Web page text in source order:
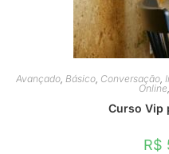
Avançado, Básico, Conversação,
Online
Curso Vip
R$